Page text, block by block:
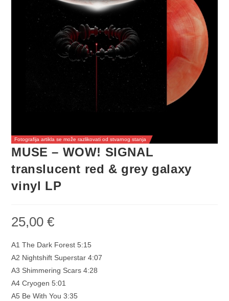
Fotografija artikla se može razlikovati od stvarnog stanja
MUSE – WOW! SIGNAL
translucent red & grey galaxy
vinyl LP
25,00€
A1 The Dark Forest 5:15
A2 Nightshift Superstar 4:07
A3 Shimmering Scars 4:28
A4 Cryogen 5:01
A5 Be With You 3:35